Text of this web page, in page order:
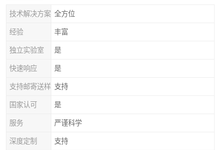
技术解决方案 全方位
经验 丰富
独立实验室 是
快速响应 是
支持邮寄送样 支持
国家认可 是
服务 严谨科学
深度定制 支持